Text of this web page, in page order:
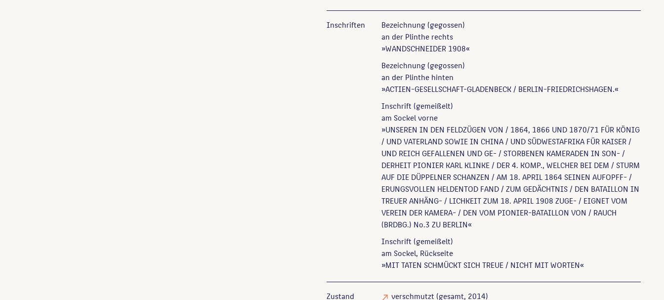
Inschriften
Bezeichnung (gegossen)
an der Plinthe rechts
»WANDSCHNEIDER 1908«
Bezeichnung (gegossen)
an der Plinthe hinten
»ACTIEN-GESELLSCHAFT-GLADENBECK / BERLIN-FRIEDRICHSHAGEN.«
Inschrift (gemeißelt)
am Sockel vorne
»UNSEREN IN DEN FELDZÜGEN VON / 1864, 1866 UND 1870/71 FÜR KÖNIG
/ UND VATERLAND SOWIE IN CHINA / UND SÜDWESTAFRIKA FÜR KAISER /
UND REICH GEFALLENEN UND GE- / STORBENEN KAMERADEN IN SON- /
DERHEIT PIONIER KARL KLINKE / DER 4. KOMP., WELCHER BEI DEM / STURM
AUF DIE DÜPPELNER SCHANZEN / AM 18. APRIL 1864 SEINEN AUFOPFF- /
ERUNGSVOLLEN HELDENTOD FAND / ZUM GEDÄCHTNIS / DEN BATAILLON IN
TREUER ANHÄNG- / LICHKEIT ZUM 18. APRIL 1908 ZUGE- / EIGNET VOM
VEREIN DER KAMERA- / DEN VOM PIONIER-BATAILLON VON / RAUCH
(BRDBG.) No.3 ZU BERLIN«
Inschrift (gemeißelt)
am Sockel, Rückseite
»MIT TATEN SCHMÜCKT SICH TREUE / NICHT MIT WORTEN«
Zustand verschmutzt (gesamt, 2014)